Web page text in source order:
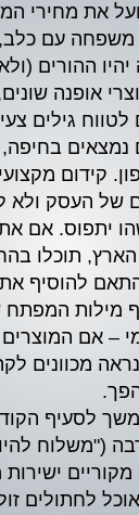
את מחירי
עם
ההורים
אופנה
לטווח גילים
נמצאים
קידום
של העסק ולא
יתפוס. אם
תוכלו
להוסיף את
מילות
– אם
מכוונים
לסעיף
("משלוח
לחתולים